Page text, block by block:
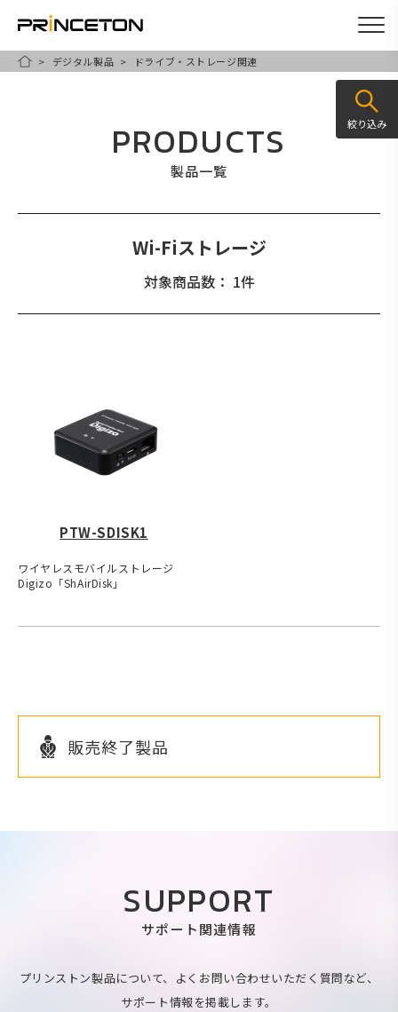
HOMEデジタル製品 ドライブ・ストレージ関連
PRODUCTS
製品一覧
Wi-Fiストレージ
対象商品数： 1件
PTW-SDISK1
ワイヤレスモバイルストレージ
Digizo「ShAirDisk」
絞り込み
販売終了製品
SUPPORT
サポート関連情報
プリンストン製品について、よくお問い合わせいただく質問など、
サポート情報を掲載します。